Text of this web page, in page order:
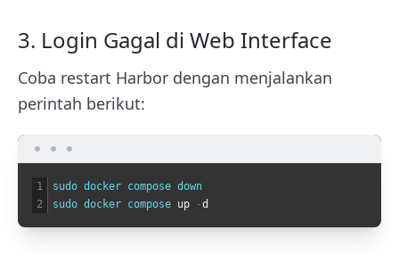
3. Login Gagal di Web Interface
Coba restart Harbor dengan menjalankan
perintah berikut:
1
2
sudo docker compose down
sudo docker compose up -d